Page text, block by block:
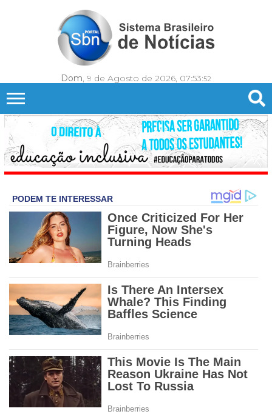
Dom, 9 de Agosto de 2026, 07:53:54